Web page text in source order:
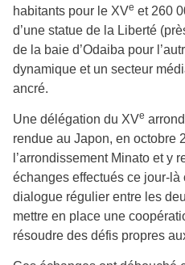
habitants pour le XVe et 260
d’une statue de la Liberté
de la baie d’Odaiba pour
dynamique et un secteur
ancré.
Une délégation du XVe
rendue au Japon, en octobre
l’arrondissement Minato et y
échanges effectués ce jour-là
dialogue régulier entre les
mettre en place une
résoudre des défis propres